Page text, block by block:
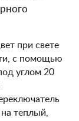
при свете
с помощью
углом 20
теплый,